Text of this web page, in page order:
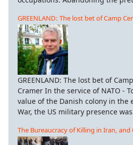
GREENLAND: The lost bet of Camp
GREENLAND: The lost bet of
Cramer In the service of NATO -
value of the Danish colony in the
War, the US military presence
The Bureaucracy of Killing in Iran,